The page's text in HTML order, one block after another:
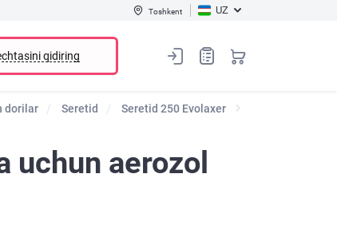
Toshkent UZ
qidiring
dorilar Seretid Seretid 250 Evolaxer
uchun aerozol